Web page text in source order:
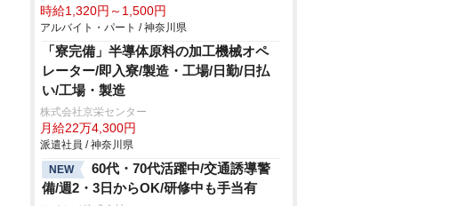
時給1,320円～1,500円
アルバイト・パート / 神奈川県
「寮完備」半導体原料の加工機械オペ
レーター/即入寮/製造・工場/日勤/日払
い/工場・製造
株式会社京栄センター
月給22万4,300円
派遣社員 / 神奈川県
NEW
60代・70代活躍中/交通誘導警
備/週2・3日からOK/研修中も手当有